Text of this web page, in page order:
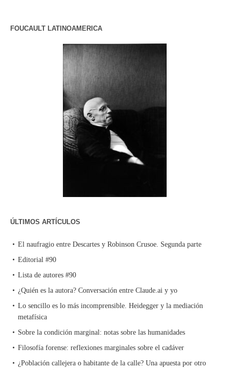
FOUCAULT LATINOAMERICA
ÚLTIMOS ARTÍCULOS
El naufragio entre Descartes y Robinson Crusoe. Segunda parte
Editorial #90
Lista de autores #90
¿Quién es la autora? Conversación entre Claude.ai y yo
Lo sencillo es lo más incomprensible. Heidegger y la mediación
metafísica
Sobre la condición marginal: notas sobre las humanidades
Filosofía forense: reflexiones marginales sobre el cadáver
¿Población callejera o habitante de la calle? Una apuesta por otro